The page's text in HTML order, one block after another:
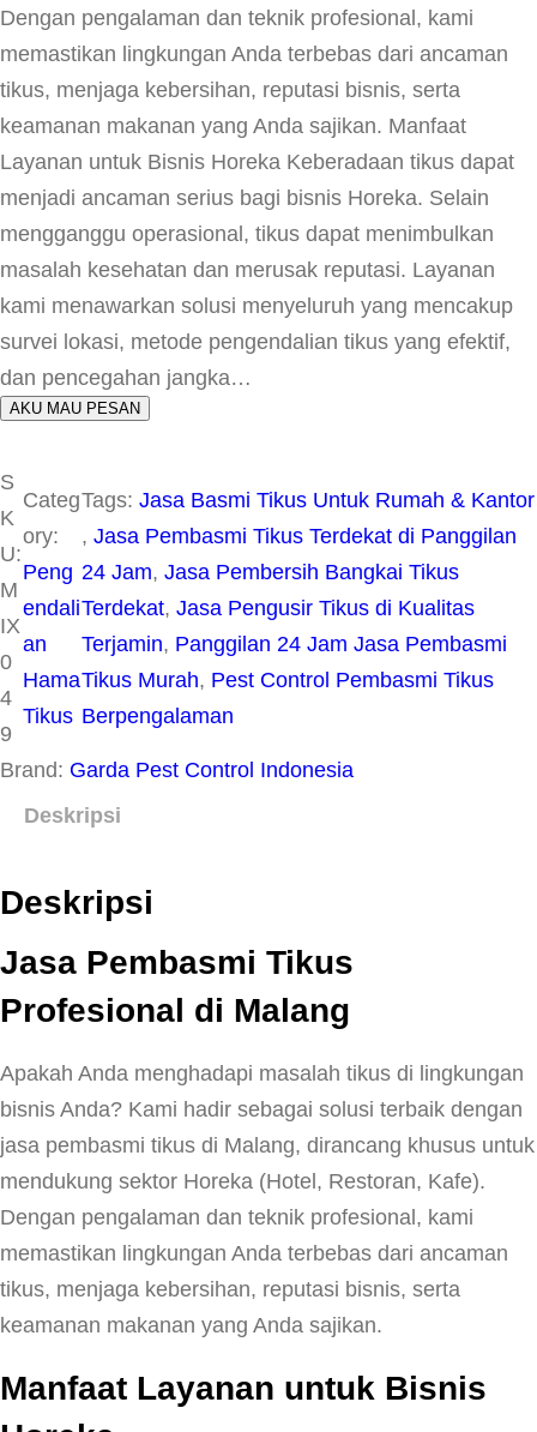
Dengan pengalaman dan teknik profesional, kami
memastikan lingkungan Anda terbebas dari ancaman
tikus, menjaga kebersihan, reputasi bisnis, serta
keamanan makanan yang Anda sajikan. Manfaat
Layanan untuk Bisnis Horeka Keberadaan tikus dapat
menjadi ancaman serius bagi bisnis Horeka. Selain
mengganggu operasional, tikus dapat menimbulkan
masalah kesehatan dan merusak reputasi. Layanan
kami menawarkan solusi menyeluruh yang mencakup
survei lokasi, metode pengendalian tikus yang efektif,
dan pencegahan jangka…
AKU MAU PESAN
S
K
U:
M
IX
0
4
9
Categ
ory:
Peng
endali
an
Hama
Tikus
Tags:Jasa Basmi Tikus Untuk Rumah & Kantor
, Jasa Pembasmi Tikus Terdekat di Panggilan
24 Jam, Jasa Pembersih Bangkai Tikus
Terdekat, Jasa Pengusir Tikus di Kualitas
Terjamin, Panggilan 24 Jam Jasa Pembasmi
Tikus Murah, Pest Control Pembasmi Tikus
Berpengalaman
Brand: Garda Pest Control Indonesia
Deskripsi
Deskripsi
Jasa Pembasmi Tikus
Profesional di Malang
Apakah Anda menghadapi masalah tikus di lingkungan
bisnis Anda? Kami hadir sebagai solusi terbaik dengan
jasa pembasmi tikus di Malang, dirancang khusus untuk
mendukung sektor Horeka (Hotel, Restoran, Kafe).
Dengan pengalaman dan teknik profesional, kami
memastikan lingkungan Anda terbebas dari ancaman
tikus, menjaga kebersihan, reputasi bisnis, serta
keamanan makanan yang Anda sajikan.
Manfaat Layanan untuk Bisnis